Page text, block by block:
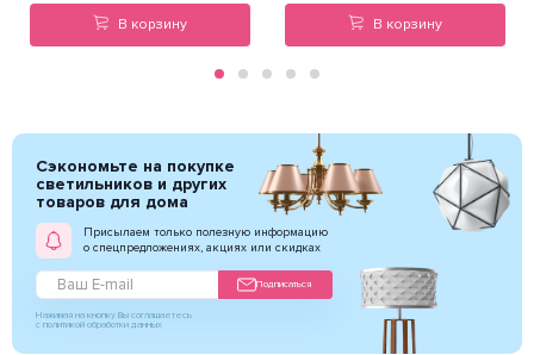
В корзину В корзину
Сэкономьте на покупке
светильников и других
товаров для дома
Присылаем только полезную информацию
о спецпредложениях, акциях или скидках
Подписаться
Нажимая на кнопку Вы соглашаетесь
с политикой обработки данных